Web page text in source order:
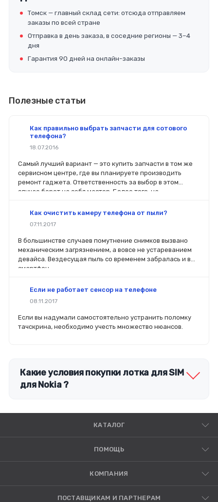
Томск — главный склад сети: отсюда отправляем
заказы по всей стране
Отправка в день заказа, в соседние регионы — 3–4
дня
Гарантия 90 дней на онлайн-заказы
Полезные статьи
Как правильно выбрать запчасти для сотового
телефона?
18.07.2016
Самый лучший вариант — это купить запчасти в том же
сервисном центре, где вы планируете производить
ремонт гаджета. Ответственность за выбор в этом
случае берет на себя мастер. Более того, на
вы планируете делать ремонт самостоятельно, то выбор
перед покупкой нового модуля старый был в руках. Так
легче сориентироваться в разъемах, элементах
крепления, электрических параметрах и прочих
характеристиках.
Как очистить камеру телефона от пыли?
07.11.2017
В большинстве случаев помутнение снимков вызвано
механическим загрязнением, а вовсе не устареванием
девайса. Вездесущая пыль со временем забралась и в
смартфон.
Если не работает сенсор на телефоне
08.11.2017
Если вы надумали самостоятельно устранить поломку
тачскрина, необходимо учесть множество нюансов.
Какие условия покупки лотка для SIM
для Nokia ?
КАТАЛОГ
ПОМОЩЬ
КОМПАНИЯ
ПОСТАВЩИКАМ И ПАРТНЕРАМ